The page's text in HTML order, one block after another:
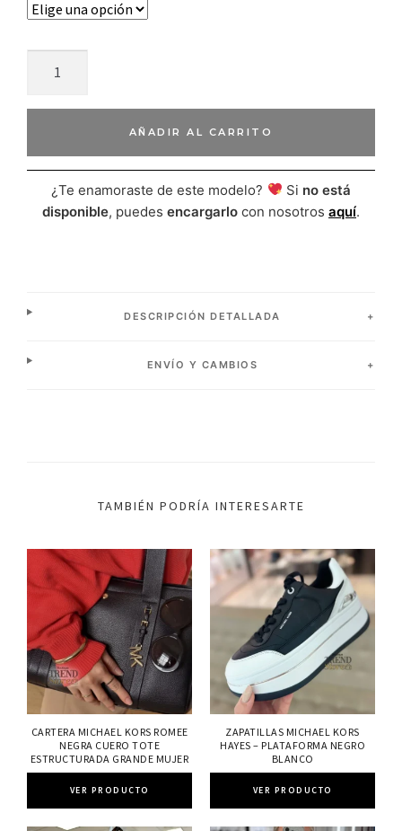
AÑADIR AL CARRITO
¿Te enamoraste de este modelo? Si no está
disponible, puedes encargarlo con nosotros aquí.
DESCRIPCIÓN DETALLADA
ENVÍO Y CAMBIOS
TAMBIÉN PODRÍA INTERESARTE
CARTERA MICHAEL KORS ROMEE
NEGRA CUERO TOTE
ESTRUCTURADA GRANDE MUJER
VER PRODUCTO
ZAPATILLAS MICHAEL KORS
HAYES – PLATAFORMA NEGRO
BLANCO
VER PRODUCTO